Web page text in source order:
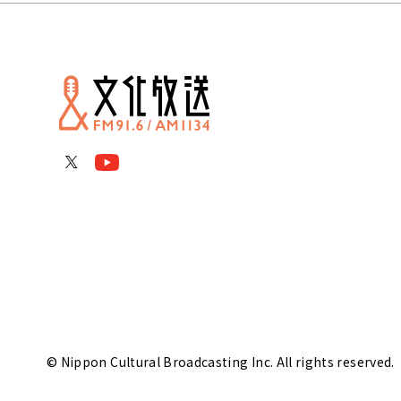
© Nippon Cultural Broadcasting Inc. All rights reserved.